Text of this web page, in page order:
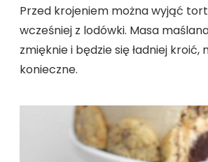
Przed krojeniem można wyjąć
wcześniej z lodówki. Masa
zmięknie i będzie się ładniej kroić,
konieczne.